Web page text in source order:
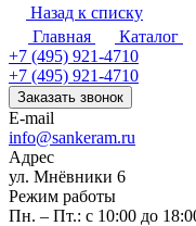
Назад к списку
Главная
Каталог
+7 (495) 921-4710
+7 (495) 921-4710
Заказать звонок
E-mail
info@sankeram.ru
Адрес
ул. Мнёвники 6
Режим работы
Пн. – Пт.: с 10:00 до